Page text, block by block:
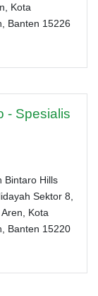
Kota
Banten 15226
- Spesialis
Bintaro Hills
Sektor 8,
Kota
Banten 15220